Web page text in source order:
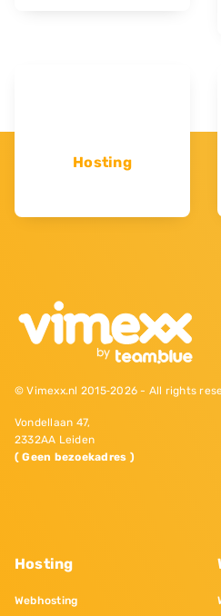
Hosting
© Vimexx.nl 2015‐2026 - All rights
Vondellaan 47,
2332AA Leiden
( Geen bezoekadres )
Hosting
Webhosting